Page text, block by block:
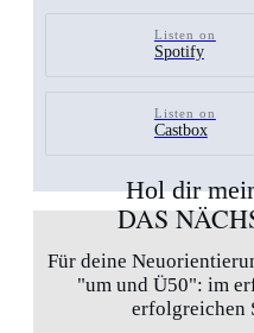
Listen on
Spotify
Listen on
Castbox
Hol dir
DAS
Für deine
"um und Ü50": im
erfolgreichen